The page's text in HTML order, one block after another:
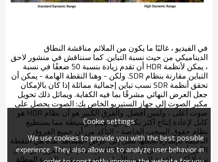
في الفيديو ، غالبًا ما يكون من الملائم مناقشة النطاق
الديناميكي من حيث نسبة التباين. كما سنناقش في منشور لاحق
، يمكن لأنظمة HDR أن تقدم زيادة بنسبة 50 ضعفًا في نسبة
التباين مقارنة بنظام SDR. ولكن - وهنا النقطة الهامة - يمكن أن
تحقق أنظمة SDR نسب تباين إجمالية مماثلة إذا كان بالإمكان
جعل العرض النهائي مشرقًا بما فيه الكفاية. ويماثل ذلك تحويل
مكبر الصوت إلى جهاز الستيريو الخاص بك: الصوت يحصل على
صوت أعلى ، وليس أفضل. والفرق الكبير هو أن نظام HDR هو
كابل لإعادة إنتاج أكثر بكثير من القيم الوسيطة مما يستطيع
نظام حقوق السحب الخاصة - التأكد من أن جميع الفروق
الدقيقة للإشارة تجعلها تصل إلى عرض المشاهد. هذه هي النقطة
الأكثر أهمية - تسمح لك تقنية HDR بإعادة إنتاج الصور التي تنقل
تمثيلًا أكثر واقعية للمشهد الأصلي. يلعب مستوى الضوء المطلق
Cookie settings
We use cookies to provide you with the best possible
experience. They also allow us to analyze user behavior in